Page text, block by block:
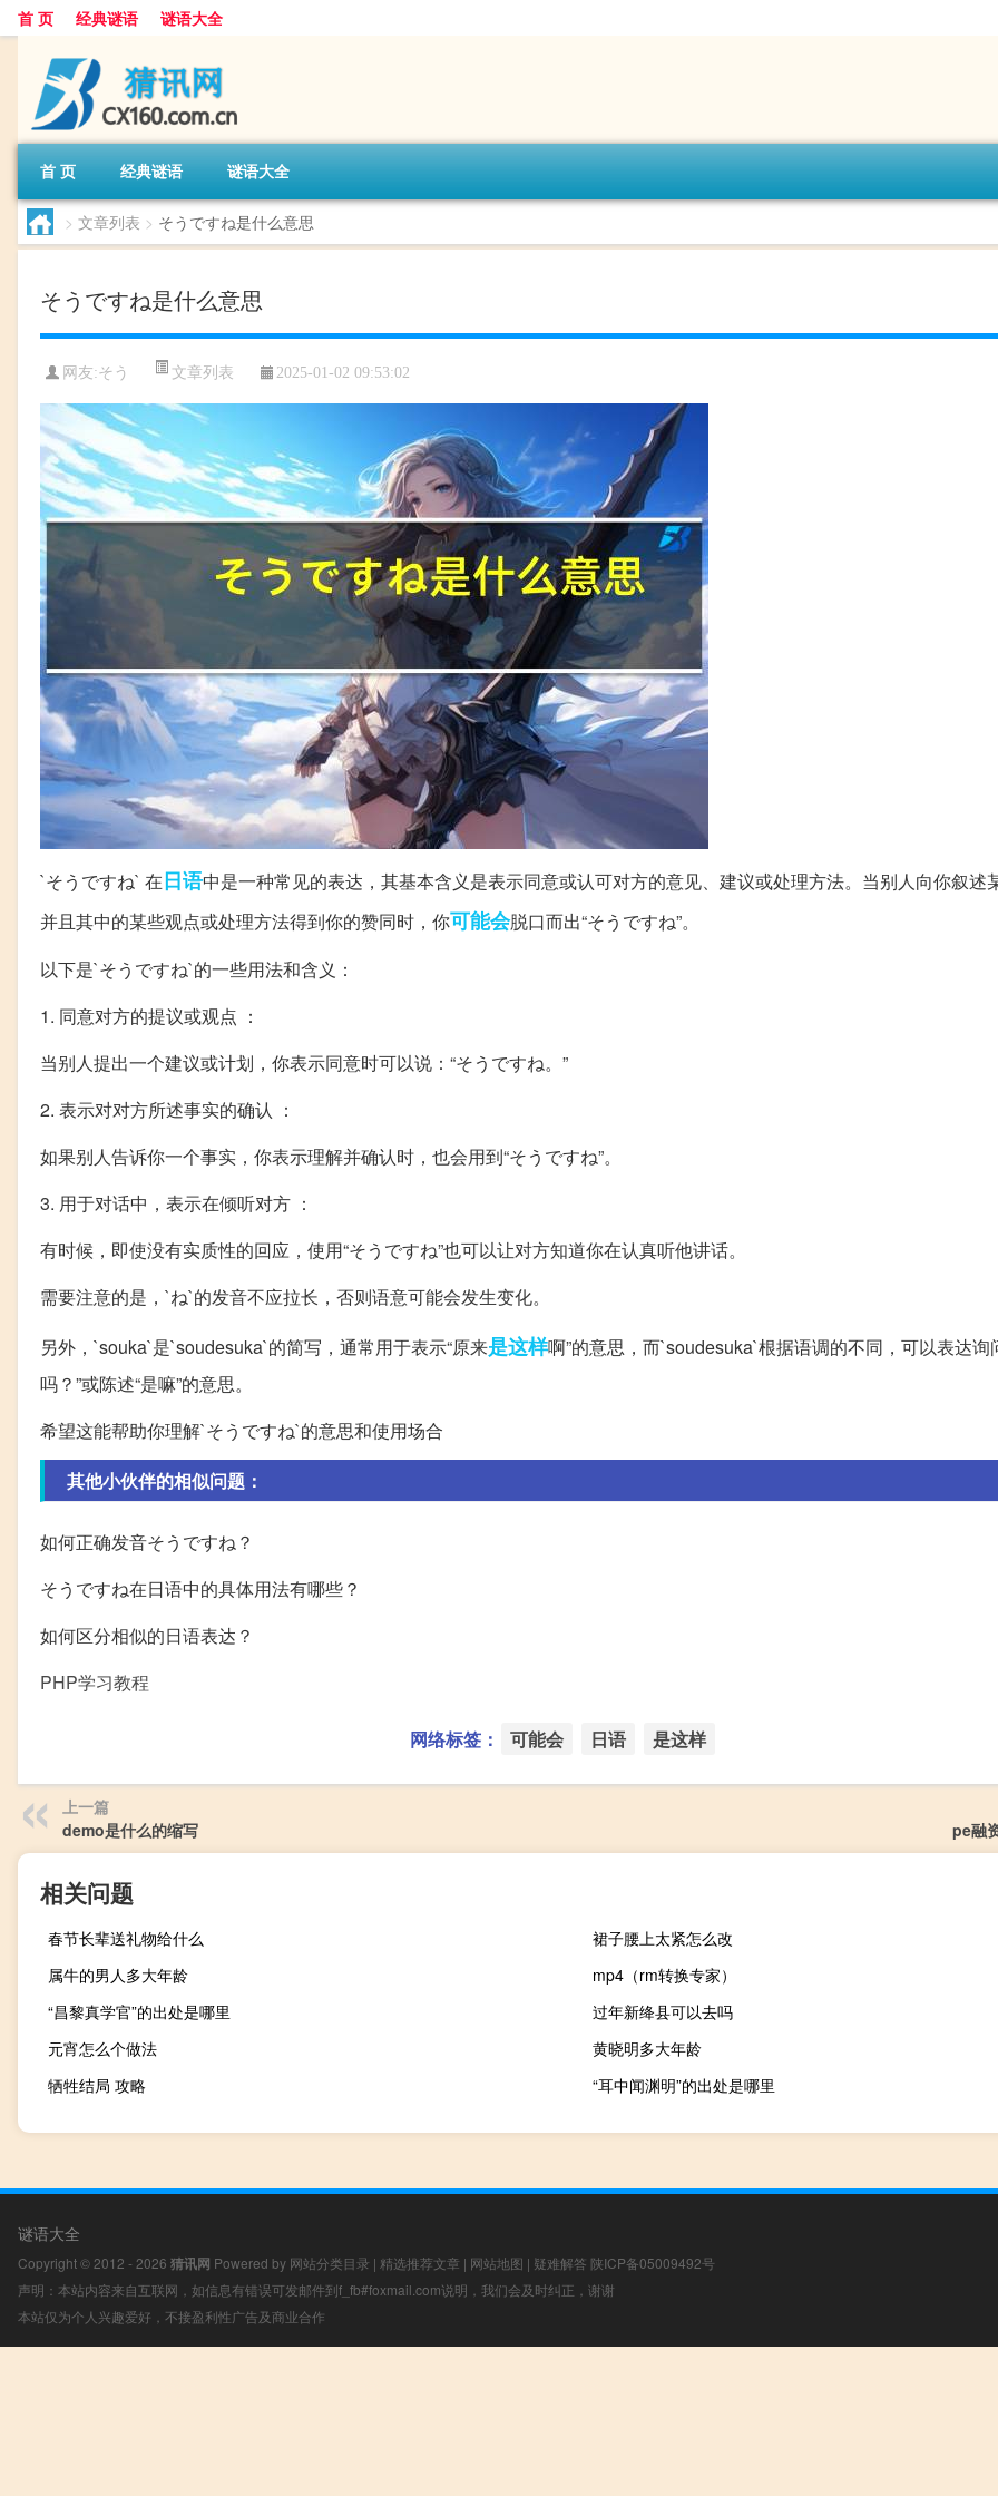
首 页 经典谜语 谜语大全
首 页 经典谜语 谜语大全
> 文章列表 > そうですね是什么意思
そうですね是什么意思
网友:そう 文章列表 2025-01-02 09:53:02
`そうですね` 在日语中是一种常见的表达，其基本含义是表示同意或认可对方的意见、建议或处理方法。当别人向你叙述
并且其中的某些观点或处理方法得到你的赞同时，你可能会脱口而出“そうですね”。
以下是`そうですね`的一些用法和含义：
1. 同意对方的提议或观点 ：
当别人提出一个建议或计划，你表示同意时可以说：“そうですね。”
2. 表示对对方所述事实的确认 ：
如果别人告诉你一个事实，你表示理解并确认时，也会用到“そうですね”。
3. 用于对话中，表示在倾听对方 ：
有时候，即使没有实质性的回应，使用“そうですね”也可以让对方知道你在认真听他讲话。
需要注意的是，`ね`的发音不应拉长，否则语意可能会发生变化。
另外，`souka`是`soudesuka`的简写，通常用于表示“原来是这样啊”的意思，而`soudesuka`根据语调的不同，可以表达询
吗？”或陈述“是嘛”的意思。
希望这能帮助你理解`そうですね`的意思和使用场合
其他小伙伴的相似问题：
如何正确发音そうですね？
そうですね在日语中的具体用法有哪些？
如何区分相似的日语表达？
PHP学习教程
网络标签： 可能会 日语 是这样
上一篇
demo是什么的缩写
pe融
相关问题
春节长辈送礼物给什么
裙子腰上太紧怎么改
属牛的男人多大年龄
mp4（rm转换专家）
“昌黎真学官”的出处是哪里
过年新绛县可以去吗
元宵怎么个做法
黄晓明多大年龄
牺牲结局 攻略
“耳中闻渊明”的出处是哪里
谜语大全
Copyright © 2012 - 2026 猜讯网 Powered by 网站分类目录 | 精选推荐文章 | 网站地图 | 疑难解答 陕ICP备05009492号
声明：本站内容来自互联网，如信息有错误可发邮件到f_fb#foxmail.com说明，我们会及时纠正，谢谢
本站仅为个人兴趣爱好，不接盈利性广告及商业合作